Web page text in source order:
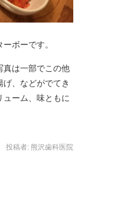
ボーです。
真は一部でこの他
、などがでてき
ューム、味ともに
投稿者: 熊沢歯科医院